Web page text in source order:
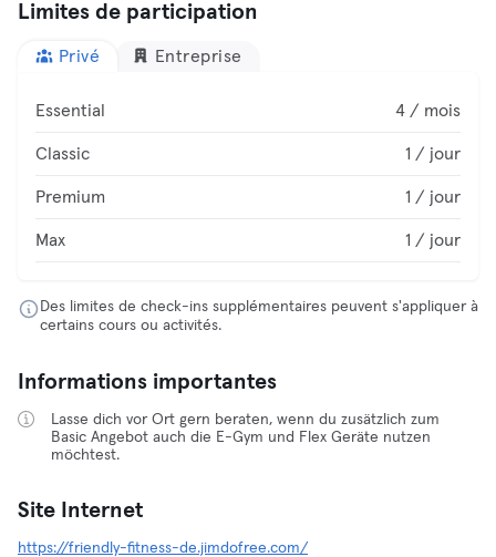
Limites de participation
Privé Entreprise
Essential 4 / mois
Classic 1 / jour
Premium 1 / jour
Max 1 / jour
Des limites de check-ins supplémentaires peuvent s'appliquer à
certains cours ou activités.
Informations importantes
Lasse dich vor Ort gern beraten, wenn du zusätzlich zum
Basic Angebot auch die E-Gym und Flex Geräte nutzen
möchtest.
Site Internet
https://friendly-fitness-de.jimdofree.com/